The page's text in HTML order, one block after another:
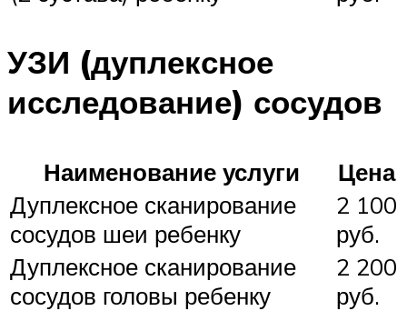
УЗИ (дуплексное
исследование) сосудов
Наименование услуги
Цена
Дуплексное сканирование
сосудов шеи ребенку
2 100
руб.
Дуплексное сканирование
сосудов головы ребенку
2 200
руб.